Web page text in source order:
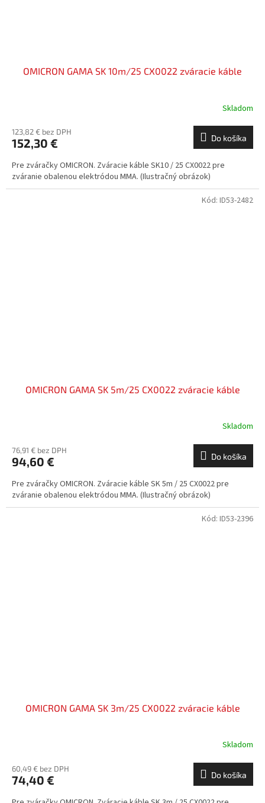
OMICRON GAMA SK 10m/25 CX0022 zváracie káble
Skladom
123,82 € bez DPH
152,30 € Do košíka
Pre zváračky OMICRON. Zváracie káble SK10 / 25 CX0022 pre
zváranie obalenou elektródou MMA. (Ilustračný obrázok)
OMICRON GAMA SK 5m/25 CX0022 zváracie káble
Skladom
76,91 € bez DPH
94,60 € Do košíka
Pre zváračky OMICRON. Zváracie káble SK 5m / 25 CX0022 pre
zváranie obalenou elektródou MMA. (Ilustračný obrázok)
Kód: ID53-2482
OMICRON GAMA SK 3m/25 CX0022 zváracie káble
Skladom
60,49 € bez DPH
74,40 € Do košíka
Kód: ID53-2396